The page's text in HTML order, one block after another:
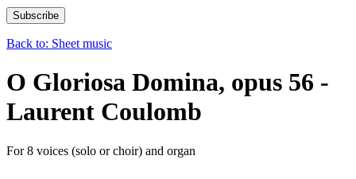
Back to: Sheet music
O Gloriosa Domina, opus 56 -
Laurent Coulomb
For 8 voices (solo or choir) and organ